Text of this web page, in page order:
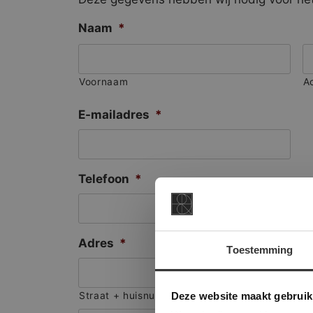
Toestemming
Deze website maakt
Naam *
Voornaam
E-mailadres *
Telefoon *
Adres *
Straat + huisnummer
Deze
onze